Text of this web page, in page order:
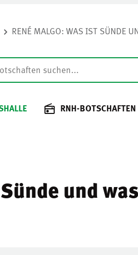
RENÉ MALGO: WAS IST SÜNDE
RNH-BOTSCHAFTEN
und